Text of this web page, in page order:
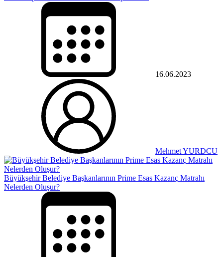
16.06.2023
Mehmet YURDCU
Büyükşehir Belediye Başkanlarının Prime Esas Kazanç Matrahı
Nelerden Oluşur?